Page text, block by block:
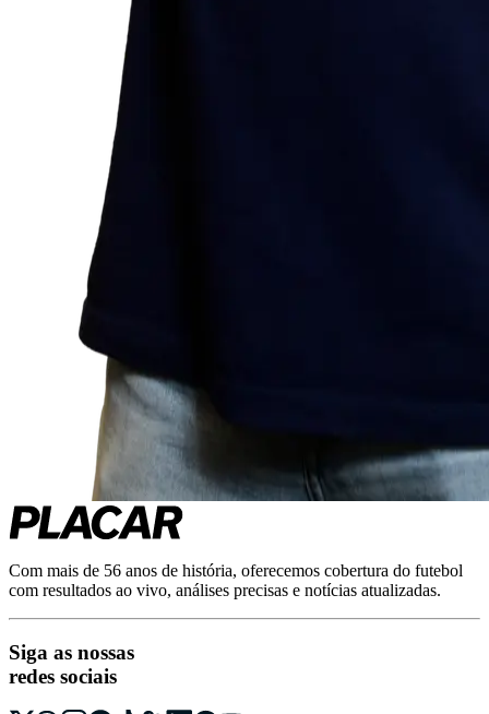
Com mais de 56 anos de história, oferecemos cobertura do futebol
com resultados ao vivo, análises precisas e notícias atualizadas.
Siga as nossas
redes sociais